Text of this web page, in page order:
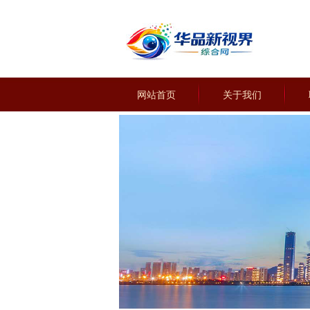
网站首页 关于我们